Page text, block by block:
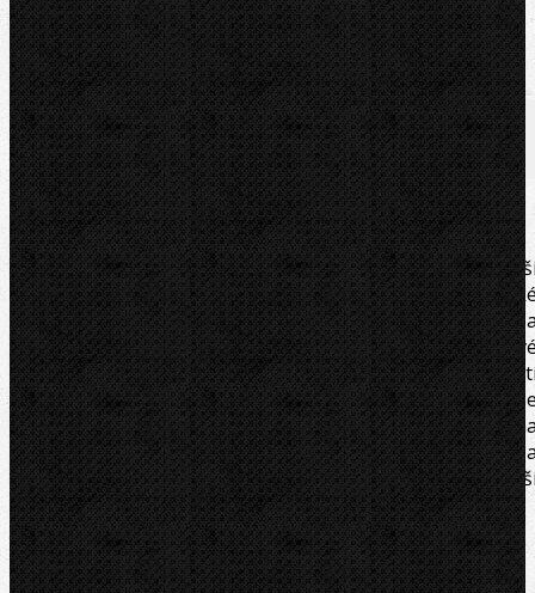
Kód zboží: 6102-0
Značka:
ZENTEN
Popis
Zařazení
Komentáře (0)
Profesionální, ruční odhrotovač na vnitřní a
odhrotování trubek do Ø 56mm. Jednoduché a
odjehlování pomocí množství speciálně kalených
speciálně broušených břitů z HSS. Robustní
provedení pro vysoké i sériové nároky. S možností
do aku šroubováku nebo vrtačky pomocí
(volitelné příslušenství). Na nerezové ocelové trubky,
ostatní ocelové trubky, trubky z mědi, mosazi, hliníku
plastu 10-56 mm, 1/2 - 2 1 / 8˝. Délka 85 mm,
průměr 70 mm, hmotnost 0,44 kg. V kartonu.